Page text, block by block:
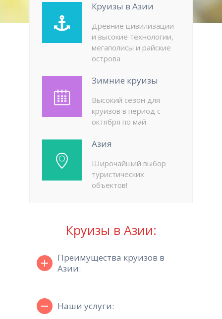
Круизы в Азии
Древние цивилизации
и высокие технологии,
мегаполисы и райские
острова
Зимние круизы
Высокий сезон для
круизов в период с
октября по май
Азия
Широчайший выбор
туристических
объектов!
Круизы в Азии:
Преимущества круизов в
Азии:
Наши услуги: